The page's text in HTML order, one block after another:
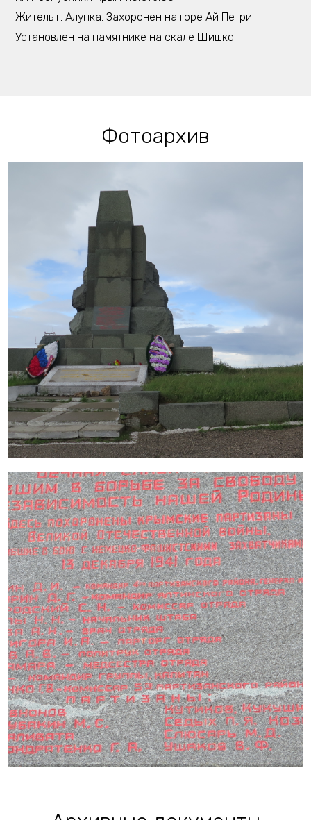
Житель г. Алупка. Захоронен на горе Ай Петри.
Установлен на памятнике на скале Шишко
Фотоархив